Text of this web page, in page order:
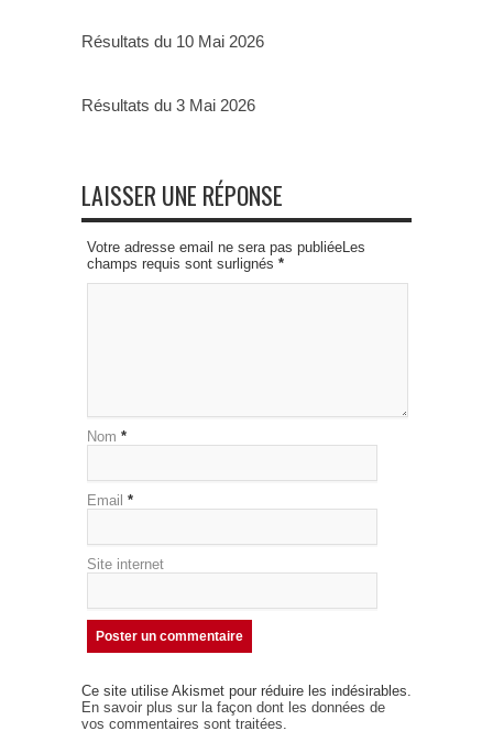
Résultats du 10 Mai 2026
Résultats du 3 Mai 2026
LAISSER UNE RÉPONSE
Votre adresse email ne sera pas publiéeLes
champs requis sont surlignés *
Nom *
Email *
Site internet
Ce site utilise Akismet pour réduire les indésirables.
En savoir plus sur la façon dont les données de
vos commentaires sont traitées.